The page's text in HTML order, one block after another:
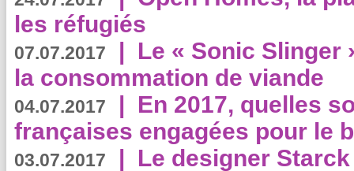
les réfugiés
07.07.2017 | Le « Sonic Slinger
la consommation de viande
04.07.2017 | En 2017, quelles
françaises engagées pour le
03.07.2017 | Le designer